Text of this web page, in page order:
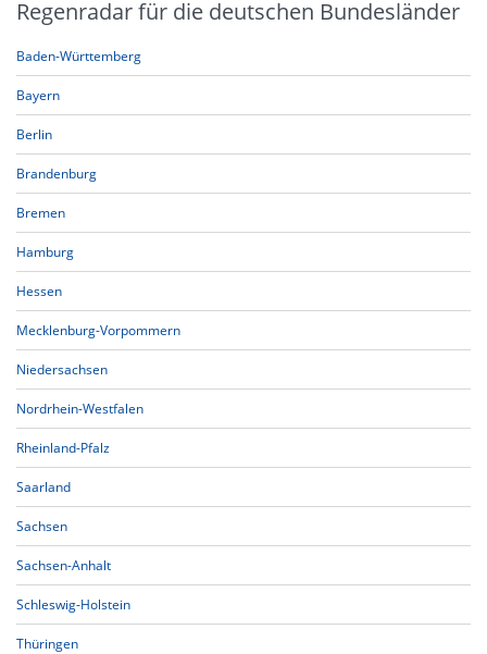
Regenradar für die deutschen Bundesländer
Baden-Württemberg
Bayern
Berlin
Brandenburg
Bremen
Hamburg
Hessen
Mecklenburg-Vorpommern
Niedersachsen
Nordrhein-Westfalen
Rheinland-Pfalz
Saarland
Sachsen
Sachsen-Anhalt
Schleswig-Holstein
Thüringen